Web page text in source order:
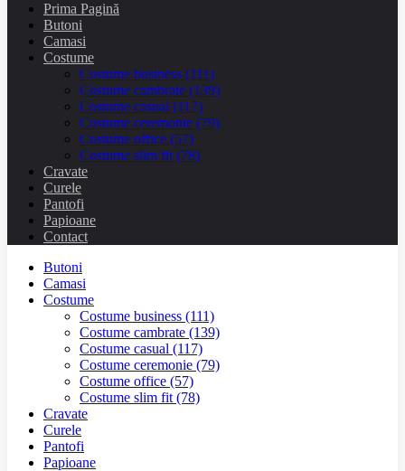
Prima Pagină
Butoni
Camasi
Costume
Costume business (111)
Costume cambrate (139)
Costume casual (117)
Costume ceremonie (79)
Costume office (57)
Costume slim fit (78)
Cravate
Curele
Pantofi
Papioane
Contact
Butoni
Camasi
Costume
Costume business (111)
Costume cambrate (139)
Costume casual (117)
Costume ceremonie (79)
Costume office (57)
Costume slim fit (78)
Cravate
Curele
Pantofi
Papioane